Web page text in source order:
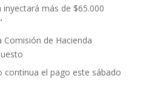
inyectará más de $65.000
Comisión de Hacienda
continua el pago este sábado